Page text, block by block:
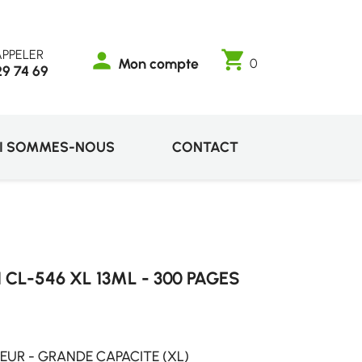
74 69 person Mon compte shopping_cart 0
SOMMES-NOUS CONTACT
546 XL 13ML - 300 PAGES
- GRANDE CAPACITE (XL)